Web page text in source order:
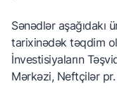
Sənədlər
tarixinədək təqdim
İnvestisiyaların
Mərkəzi, Neftçilər pr.